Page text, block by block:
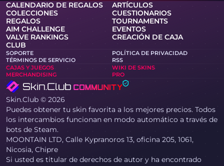
CALENDARIO DE REGALOS
ARTÍCULOS
COLECCIONES
CUESTIONARIOS
REGALOS
TOURNAMENTS
AIM CHALLENGE
EVENTOS
VALVE RANKINGS
CREACIÓN DE CAJA
CLUB
SOPORTE
POLÍTICA DE PRIVACIDAD
TÉRMINOS DE SERVICIO
RSS
CAJAS Y JUEGOS
WIKI DE SKINS
MERCHANDISING
PRO
Skin.Club © 2026
Puedes obtener tu skin favorita a los mejores precios. Todos
los intercambios funcionan en modo automático a través de
bots de Steam.
MOONTAIN LTD, Calle Kypranoros 13, oficina 205, 1061,
Nicosia, Chipre
Si usted es titular de derechos de autor y ha encontrado